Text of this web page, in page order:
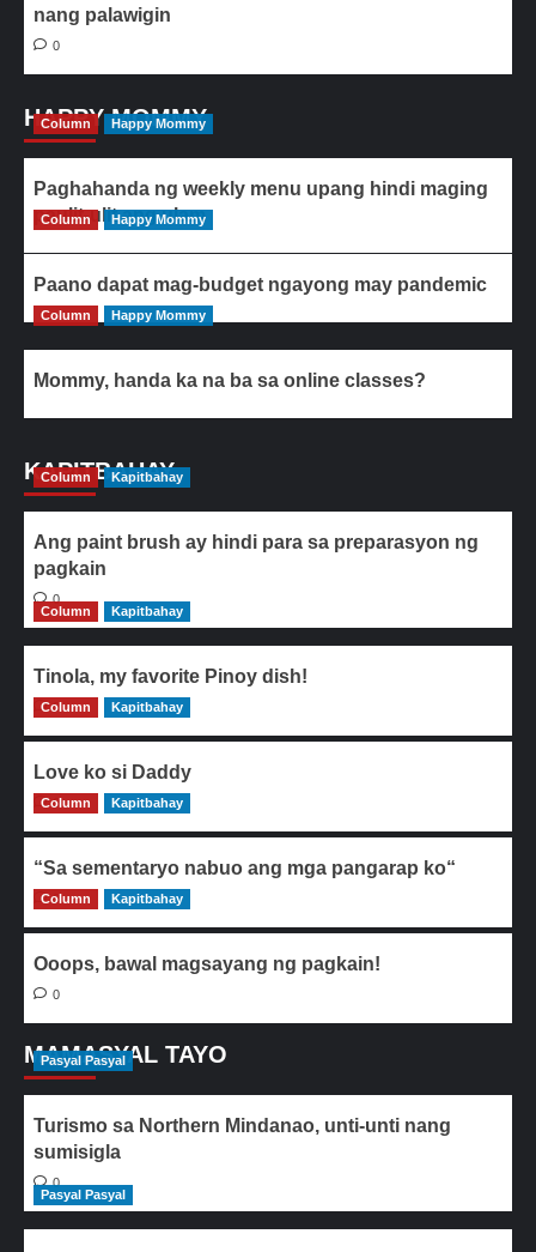
nang palawigin
0
HAPPY MOMMY
Column Happy Mommy
Paghahanda ng weekly menu upang hindi maging
paulit-ulit ang ulam
Column Happy Mommy
Paano dapat mag-budget ngayong may pandemic
Column Happy Mommy
Mommy, handa ka na ba sa online classes?
KAPITBAHAY
Column Kapitbahay
Ang paint brush ay hindi para sa preparasyon ng
pagkain
0
Column
Kapitbahay
Tinola, my favorite Pinoy dish!
0
Column Kapitbahay
Love ko si Daddy
0
Column Kapitbahay
“Sa sementaryo nabuo ang mga pangarap ko“
0
Column Kapitbahay
Ooops, bawal magsayang ng pagkain!
0
MAMASYAL TAYO
Pasyal Pasyal
Turismo sa Northern Mindanao, unti-unti nang
sumisigla
0
Pasyal Pasyal